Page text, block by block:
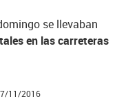
se llevaban
en las carreteras
11/2016